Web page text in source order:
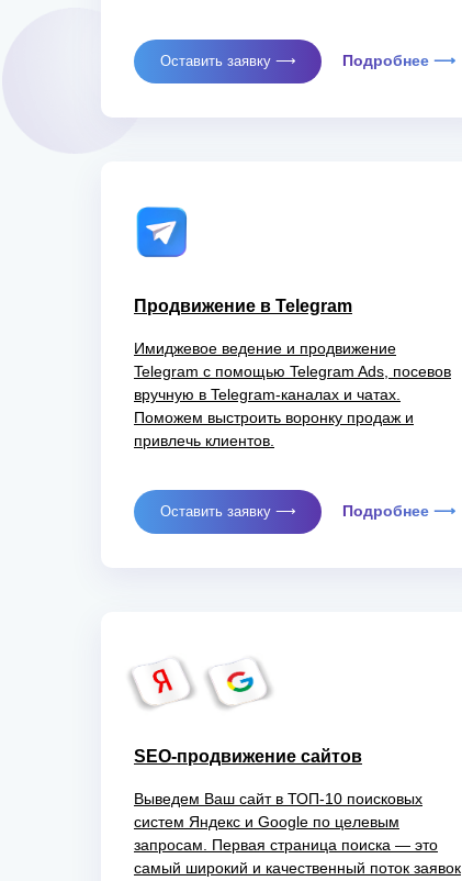
Продвижение в Telegram
Имиджевое ведение и продвижение
Telegram с помощью Telegram Ads, посевов
вручную в Telegram-каналах и чатах.
Поможем выстроить воронку продаж и
привлечь клиентов.
Подробнее ⟶
Оставить заявку ⟶
Подробнее ⟶
Оставить заявку ⟶
SEO-продвижение сайтов
Выведем Ваш сайт в ТОП-10 поисковых
систем Яндекс и Google по целевым
запросам. Первая страница поиска — это
самый широкий и качественный поток заявок